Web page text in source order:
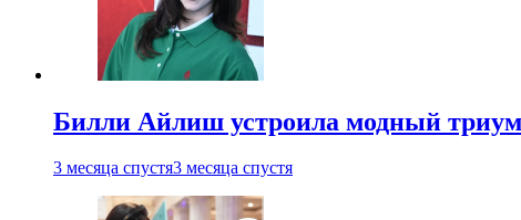
Билли Айлиш устроила модный
3 месяца спустя3 месяца спустя